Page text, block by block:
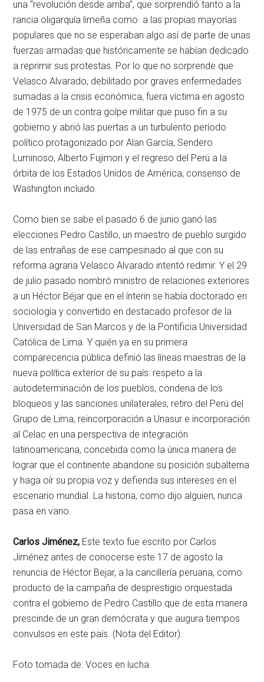
una “revolución desde arriba”, que sorprendió tanto a la
rancia oligarquía limeña como a las propias mayorías
populares que no se esperaban algo así de parte de unas
fuerzas armadas que históricamente se habían dedicado
a reprimir sus protestas. Por lo que no sorprende que
Velasco Alvarado, debilitado por graves enfermedades
sumadas a la crisis económica, fuera víctima en agosto
de 1975 de un contra golpe militar que puso fin a su
gobierno y abrió las puertas a un turbulento período
político protagonizado por Alan García, Sendero
Luminoso, Alberto Fujimori y el regreso del Perú a la
órbita de los Estados Unidos de América, consenso de
Washington incluido.
Como bien se sabe el pasado 6 de junio ganó las
elecciones Pedro Castillo, un maestro de pueblo surgido
de las entrañas de ese campesinado al que con su
reforma agraria Velasco Alvarado intentó redimir. Y el 29
de julio pasado nombró ministro de relaciones exteriores
a un Héctor Béjar que en el ínterin se había doctorado en
sociología y convertido en destacado profesor de la
Universidad de San Marcos y de la Pontificia Universidad
Católica de Lima. Y quién ya en su primera
comparecencia pública definió las líneas maestras de la
nueva política exterior de su país: respeto a la
autodeterminación de los pueblos, condena de los
bloqueos y las sanciones unilaterales, retiro del Perú del
Grupo de Lima, reincorporación a Unasur e incorporación
al Celac en una perspectiva de integración
latinoamericana, concebida como la única manera de
lograr que el continente abandone su posición subalterna
y haga oír su propia voz y defienda sus intereses en el
escenario mundial. La historia, como dijo alguien, nunca
pasa en vano.
Carlos Jiménez, Este texto fue escrito por Carlos
Jiménez antes de conocerse este 17 de agosto la
renuncia de Héctor Bejar, a la cancillería peruana, como
producto de la campaña de desprestigio orquestada
contra el gobierno de Pedro Castillo que de esta manera
prescinde de un gran demócrata y que augura tiempos
convulsos en este país. (Nota del Editor).
Foto tomada de: Voces en lucha